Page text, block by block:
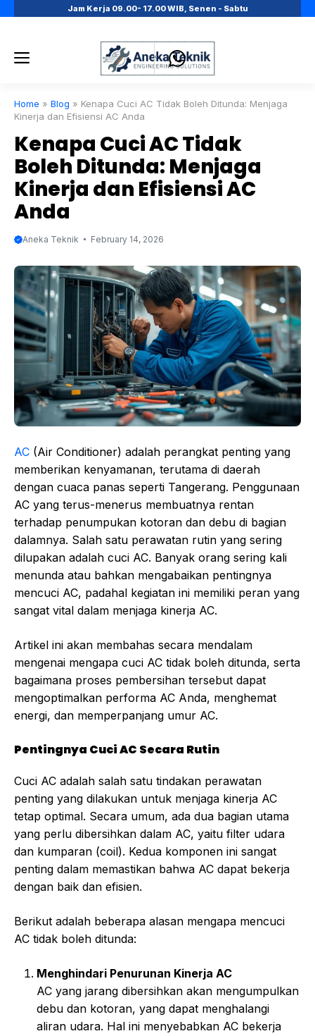
Jam Kerja 09.00- 17.00 WIB, Senen - Sabtu
Menu
Home » Blog » Kenapa Cuci AC Tidak Boleh Ditunda: Menjaga
Kinerja dan Efisiensi AC Anda
Kenapa Cuci AC Tidak
Boleh Ditunda: Menjaga
Kinerja dan Efisiensi AC
Anda
Aneka Teknik February 14, 2026
AC (Air Conditioner) adalah perangkat penting yang
memberikan kenyamanan, terutama di daerah
dengan cuaca panas seperti Tangerang. Penggunaan
AC yang terus-menerus membuatnya rentan
terhadap penumpukan kotoran dan debu di bagian
dalamnya. Salah satu perawatan rutin yang sering
dilupakan adalah cuci AC. Banyak orang sering kali
menunda atau bahkan mengabaikan pentingnya
mencuci AC, padahal kegiatan ini memiliki peran yang
sangat vital dalam menjaga kinerja AC.
Artikel ini akan membahas secara mendalam
mengenai mengapa cuci AC tidak boleh ditunda, serta
bagaimana proses pembersihan tersebut dapat
mengoptimalkan performa AC Anda, menghemat
energi, dan memperpanjang umur AC.
Pentingnya Cuci AC Secara Rutin
Cuci AC adalah salah satu tindakan perawatan
penting yang dilakukan untuk menjaga kinerja AC
tetap optimal. Secara umum, ada dua bagian utama
yang perlu dibersihkan dalam AC, yaitu filter udara
dan kumparan (coil). Kedua komponen ini sangat
penting dalam memastikan bahwa AC dapat bekerja
dengan baik dan efisien.
Berikut adalah beberapa alasan mengapa mencuci
AC tidak boleh ditunda:
Menghindari Penurunan Kinerja AC
AC yang jarang dibersihkan akan mengumpulkan
debu dan kotoran, yang dapat menghalangi
aliran udara. Hal ini menyebabkan AC bekerja